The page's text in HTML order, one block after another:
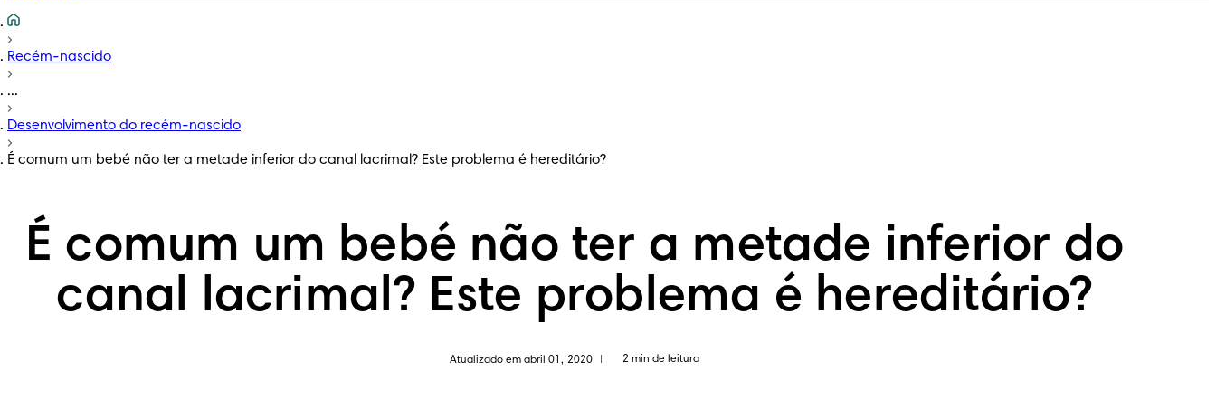
Recém-nascido
...
Desenvolvimento do recém-nascido
É comum um bebé não ter a metade inferior do canal lacrimal? Este problema é hereditário?
É comum um bebé não ter a metade inferior do
canal lacrimal? Este problema é hereditário?
Atualizado em abril 01, 2020 2 min de leitura